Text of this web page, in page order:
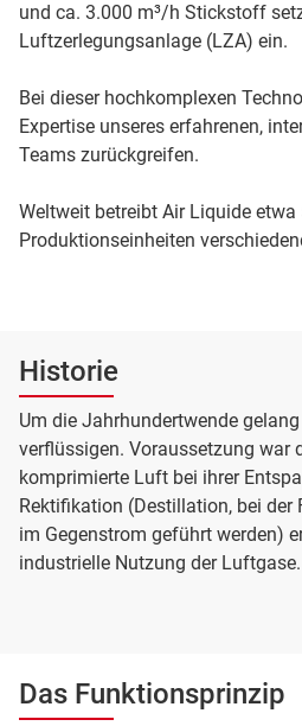
und ca. 3.000 m³/h Stickstoff
Luftzerlegungsanlage (LZA) ein.
Bei dieser hochkomplexen
Expertise unseres erfahrenen,
Teams zurückgreifen.
Weltweit betreibt Air Liquide etwa
Produktionseinheiten
Historie
Um die Jahrhundertwende
verflüssigen. Voraussetzung war
komprimierte Luft bei ihrer
Rektifikation (Destillation, bei
im Gegenstrom geführt werden)
industrielle Nutzung der Luftgase.
Das Funktionsprinzip